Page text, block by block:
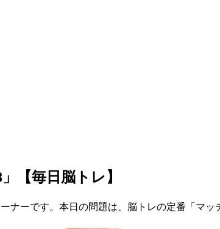
【毎日脳トレ】
ーです。本日の問題は、脳トレの定番「マッ